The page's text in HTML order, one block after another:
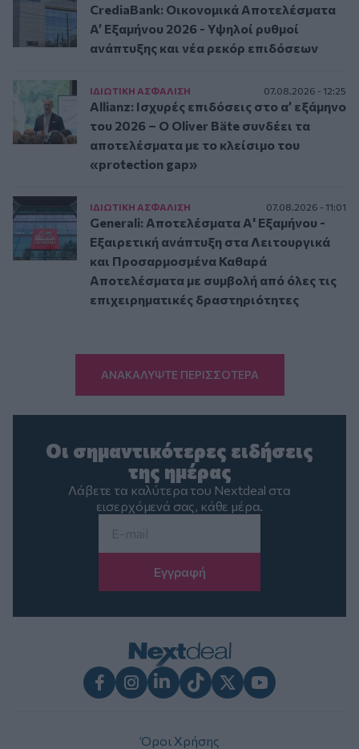
CrediaBank: Οικονομικά Αποτελέσματα
A’ Εξαμήνου 2026 - Υψηλοί ρυθμοί
ανάπτυξης και νέα ρεκόρ επιδόσεων
ΙΔΙΩΤΙΚΗ ΑΣΦAΛΙΣΗ 07.08.2026 - 12:25
Allianz: Ισχυρές επιδόσεις στο α’ εξάμηνο
του 2026 – Ο Oliver Bäte συνδέει τα
αποτελέσματα με το κλείσιμο του
«protection gap»
ΙΔΙΩΤΙΚΗ ΑΣΦAΛΙΣΗ 07.08.2026 - 11:01
Generali: Αποτελέσματα Α' Εξαμήνου -
Εξαιρετική ανάπτυξη στα Λειτουργικά
και Προσαρμοσμένα Καθαρά
Αποτελέσματα με συμβολή από όλες τις
επιχειρηματικές δραστηριότητες
ΑΝΑΚΑΛΥΨΤΕ ΠΕΡΙΣΣΟΤΕΡΑ
Οι σημαντικότερες ειδήσεις
της ημέρας
Λάβετε τα καλύτερα του Nextdeal στα
εισερχόμενά σας, κάθε μέρα.
Όροι Χρήσης